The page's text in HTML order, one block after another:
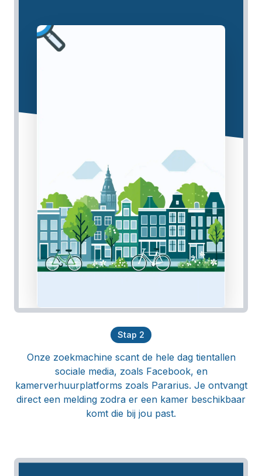
Stap 2
Onze zoekmachine scant de hele dag tientallen
sociale media, zoals Facebook, en
kamerverhuurplatforms zoals Pararius. Je ontvangt
direct een melding zodra er een kamer beschikbaar
komt die bij jou past.